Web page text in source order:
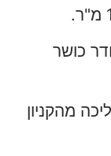
כושר
מהקניון